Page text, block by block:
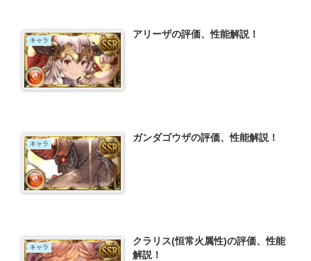
キャラ
アリーザの評価、性能解説！
キャラ
ガンダゴウザの評価、性能解説！
キャラ
クラリス(恒常火属性)の評価、性能
解説！